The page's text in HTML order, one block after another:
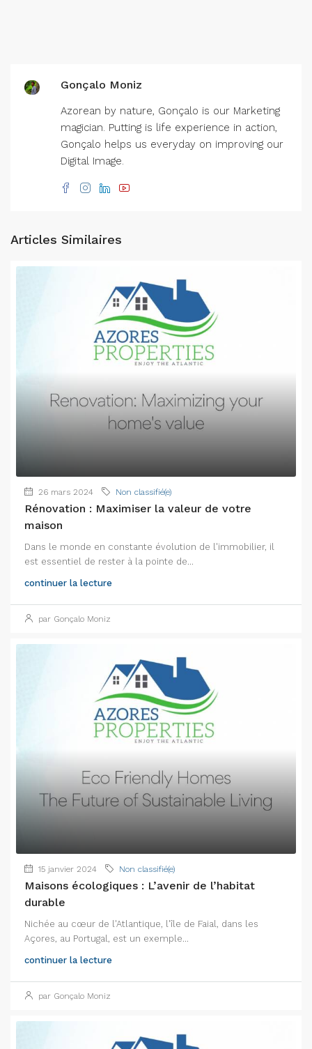
Gonçalo Moniz
Azorean by nature, Gonçalo is our Marketing
magician. Putting is life experience in action,
Gonçalo helps us everyday on improving our
Digital Image.
Articles Similaires
26 mars 2024 Non classifié(e)
Rénovation : Maximiser la valeur de votre
maison
Dans le monde en constante évolution de l'immobilier, il
est essentiel de rester à la pointe de...
continuer la lecture
par Gonçalo Moniz
15 janvier 2024 Non classifié(e)
Maisons écologiques : L’avenir de l’habitat
durable
Nichée au cœur de l'Atlantique, l'île de Faial, dans les
Açores, au Portugal, est un exemple...
continuer la lecture
par Gonçalo Moniz